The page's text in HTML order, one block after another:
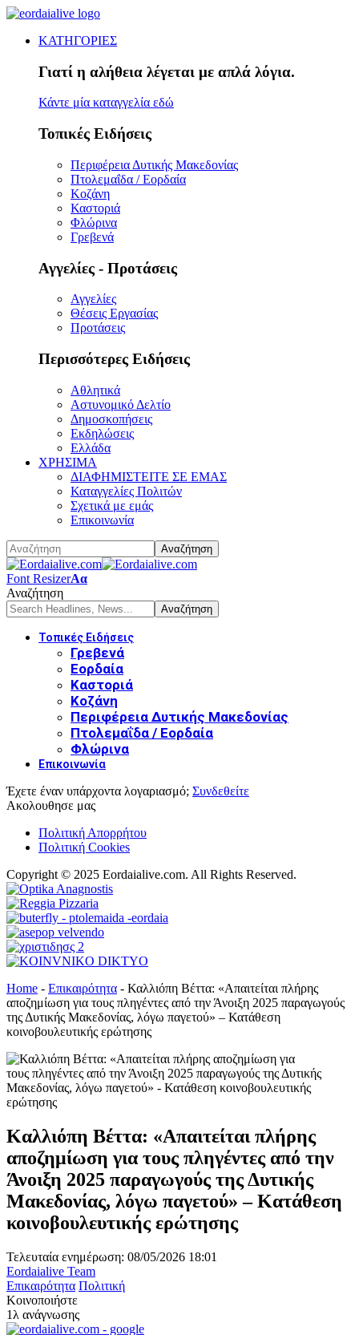
ΚΑΤΗΓΟΡΙΕΣ
Γιατί η αλήθεια λέγεται με απλά λόγια.
Κάντε μία καταγγελία εδώ
Τοπικές Ειδήσεις
Περιφέρεια Δυτικής Μακεδονίας
Πτολεμαΐδα / Εορδαία
Κοζάνη
Καστοριά
Φλώρινα
Γρεβενά
Αγγελίες - Προτάσεις
Αγγελίες
Θέσεις Εργασίας
Προτάσεις
Περισσότερες Ειδήσεις
Αθλητικά
Αστυνομικό Δελτίο
Δημοσκοπήσεις
Εκδηλώσεις
Ελλάδα
ΧΡΗΣΙΜΑ
ΔΙΑΦΗΜΙΣΤΕΙΤΕ ΣΕ ΕΜΑΣ
Καταγγελίες Πολιτών
Σχετικά με εμάς
Επικοινωνία
Font ResizerΑα
Αναζήτηση
Τοπικές Ειδήσεις
Γρεβενά
Εορδαία
Καστοριά
Κοζάνη
Περιφέρεια Δυτικής Μακεδονίας
Πτολεμαΐδα / Εορδαία
Φλώρινα
Επικοινωνία
Έχετε έναν υπάρχοντα λογαριασμό; Συνδεθείτε
Ακολουθησε μας
Πολιτική Απορρήτου
Πολιτική Cookies
Copyright © 2025 Eordaialive.com. All Rights Reserved.
Home - Επικαιρότητα - Καλλιόπη Βέττα: «Απαιτείται πλήρης
αποζημίωση για τους πληγέντες από την Άνοιξη 2025 παραγωγούς
της Δυτικής Μακεδονίας, λόγω παγετού» – Κατάθεση
κοινοβουλευτικής ερώτησης
Καλλιόπη Βέττα: «Απαιτείται πλήρης
αποζημίωση για τους πληγέντες από την
Άνοιξη 2025 παραγωγούς της Δυτικής
Μακεδονίας, λόγω παγετού» – Κατάθεση
κοινοβουλευτικής ερώτησης
Τελευταία ενημέρωση: 08/05/2026 18:01
Eordaialive Team
Επικαιρότητα Πολιτική
Κοινοποιήστε
1λ ανάγνωσης